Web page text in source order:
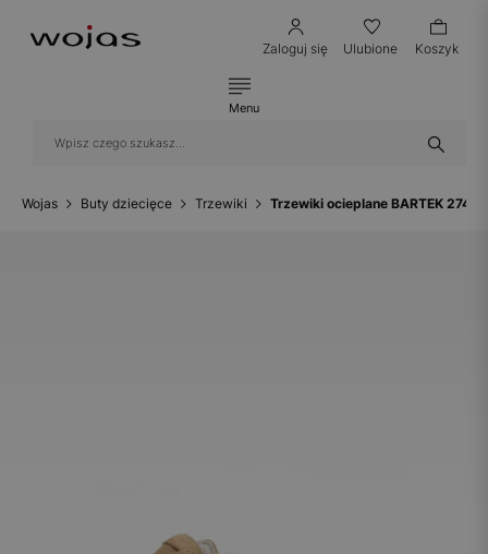
Zaloguj się Ulubione Koszyk
Menu
Wojas Buty dziecięce Trzewiki Trzewiki ocieplane BARTEK